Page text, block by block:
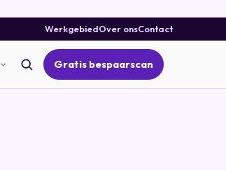
WerkgebiedOver onsContact
Gratis bespaarscan